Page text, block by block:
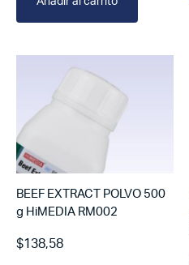
BEEF EXTRACT POLVO 500
g HiMEDIA RM002
$138,58